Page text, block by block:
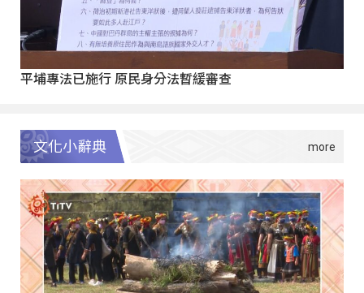
平埔專法已施行 原民身分法暫緩審查
文化小辭典